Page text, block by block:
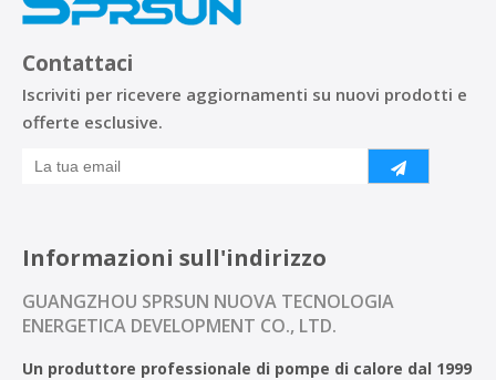
Contattaci
Iscriviti per ricevere aggiornamenti su nuovi prodotti e
offerte esclusive.
Informazioni sull'indirizzo
GUANGZHOU SPRSUN NUOVA TECNOLOGIA
ENERGETICA DEVELOPMENT CO., LTD.
Un produttore professionale di pompe di calore dal 1999